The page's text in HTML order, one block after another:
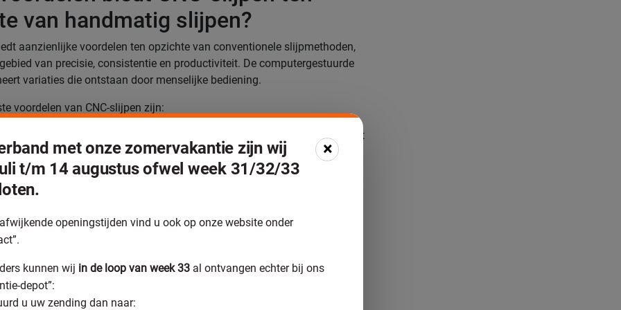
van handmatig slijpen?
aanzienlijke voordelen ten opzichte van conventionele slijpmethoden,
van precisie, consistentie en productiviteit. De computergestuurde
variaties die ontstaan door menselijke bediening.
voordelen van CNC-slijpen zijn:
CNC-slijpers bereiken toleranties tot enkele micrometers, wat
onmogelijk is. Het systeem compenseert automatisch voor
en thermische uitzetting.
is cruciaal voor serieproductie, waar alle onderdelen exact dezelfde
hebben.
die handmatig zeer moeilijk of onmogelijk te realiseren zijn. Denk aan
of complexe inwendige profielen.
met onze zomervakantie zijn wij
t/m 14 augustus ofwel week 31/32/33
×
openingstijden vind u ook op onze website onder
kunnen wij in de loop van week 33 al ontvangen echter bij ons
depot”:
u uw zending dan naar: